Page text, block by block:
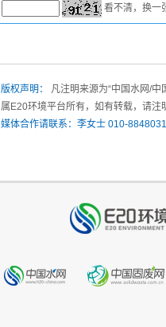
看不清，换一
版权声明：
凡注明来源为“中国水网/
属E20环境平台所有，如有转载，请注
媒体合作请联系：李女士 010-